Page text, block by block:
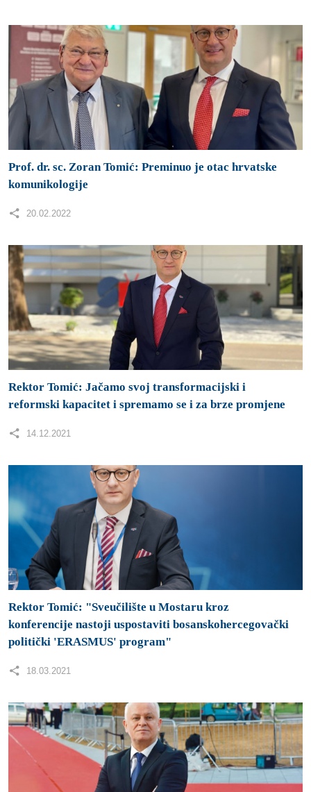
Prof. dr. sc. Zoran Tomić: Preminuo je otac hrvatske
komunikologije
20.02.2022
Rektor Tomić: Jačamo svoj transformacijski i
reformski kapacitet i spremamo se i za brze promjene
14.12.2021
Rektor Tomić: "Sveučilište u Mostaru kroz
konferencije nastoji uspostaviti bosanskohercegovački
politički 'ERASMUS' program"
18.03.2021